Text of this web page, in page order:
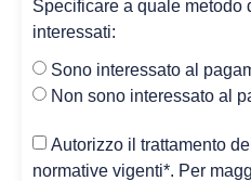
Specificare a quale metodo
interessati:
Sono interessato al
Non sono interessato al
Autorizzo il trattamento
normative vigenti*. Per